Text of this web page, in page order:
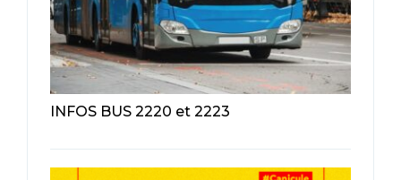
INFOS BUS 2220 et 2223